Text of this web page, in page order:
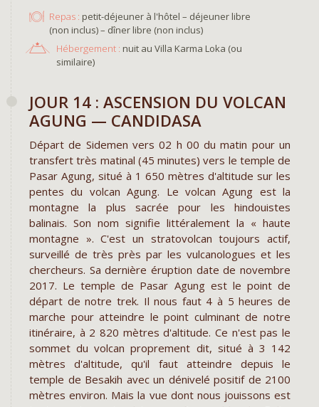
Repas : petit-déjeuner à l'hôtel – déjeuner libre
(non inclus) – dîner libre (non inclus)
Hébergement : nuit au Villa Karma Loka (ou
similaire)
JOUR 14 : ASCENSION DU VOLCAN
AGUNG — CANDIDASA
Départ de Sidemen vers 02 h 00 du matin pour un
transfert très matinal (45 minutes) vers le temple de
Pasar Agung, situé à 1 650 mètres d'altitude sur les
pentes du volcan Agung. Le volcan Agung est la
montagne la plus sacrée pour les hindouistes
balinais. Son nom signifie littéralement la « haute
montagne ». C'est un stratovolcan toujours actif,
surveillé de très près par les vulcanologues et les
chercheurs. Sa dernière éruption date de novembre
2017. Le temple de Pasar Agung est le point de
départ de notre trek. Il nous faut 4 à 5 heures de
marche pour atteindre le point culminant de notre
itinéraire, à 2 820 mètres d'altitude. Ce n'est pas le
sommet du volcan proprement dit, situé à 3 142
mètres d'altitude, qu'il faut atteindre depuis le
temple de Besakih avec un dénivelé positif de 2100
mètres environ. Mais la vue dont nous jouissons est